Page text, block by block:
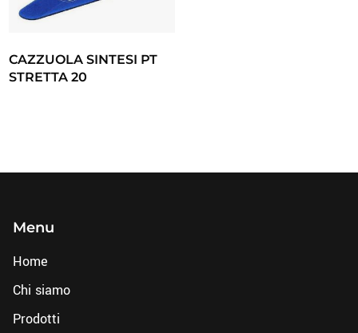
CAZZUOLA SINTESI PT
STRETTA 20
Menu
Home
Chi siamo
Prodotti